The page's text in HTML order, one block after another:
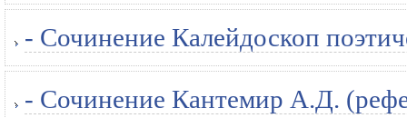
- Сочинение Калейдоскоп
- Сочинение Кантемир А.Д.